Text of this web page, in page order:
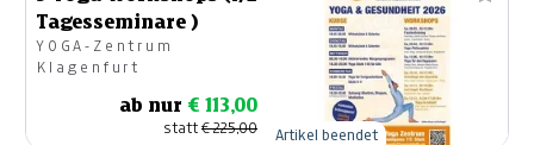
Tagesseminare )
YOGA-Zentrum
Klagenfurt
ab nur € 113,00
statt€ 225,00 Artikel beendet